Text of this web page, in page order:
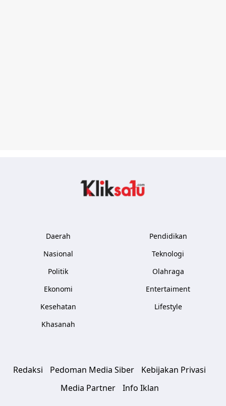
Daerah
Nasional
Politik
Ekonomi
Kesehatan
Khasanah
Pendidikan
Teknologi
Olahraga
Entertaiment
Lifestyle
Redaksi Pedoman Media Siber
Kebijakan Privasi
Media Partner
Info Iklan